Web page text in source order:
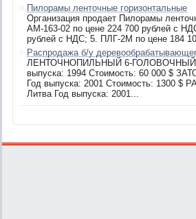
Пилорамы ленточные горизонтальные
Организация продает Пилорамы
АМ-163-02 по цене 224 700 рублей с
рублей с НДС; 5. ПЛГ-2М по цене 184
Распродажа б/у
ЛЕНТОЧНОПИЛЬНЫЙ 6-ГОЛОВОЧНЫЙ
выпуска: 1994 Стоимость: 60 000 $
Год выпуска: 2001 Стоимость: 1300
Литва Год выпуска: 2001...